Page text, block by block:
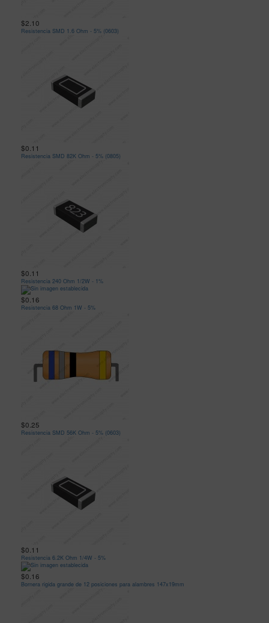
$2.10
Resistencia SMD 1.6 Ohm - 5% (0603)
$0.11
Resistencia SMD 82K Ohm - 5% (0805)
$0.11
Resistencia 240 Ohm 1/2W - 1%
$0.16
Resistencia 68 Ohm 1W - 5%
$0.25
Resistencia SMD 56K Ohm - 5% (0603)
$0.11
Resistencia 6.2K Ohm 1/4W - 5%
$0.16
Bornera rigida grande de 12 posiciones para alambres 147x19mm